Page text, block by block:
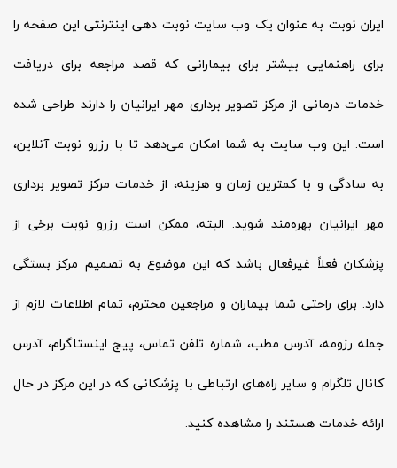
ایران نوبت به عنوان یک وب سایت نوبت دهی اینترنتی این صفحه را
برای راهنمایی بیشتر برای بیمارانی که قصد مراجعه برای دریافت
خدمات درمانی از مرکز تصویر برداری مهر ایرانیان را دارند طراحی شده
است. این وب سایت به شما امکان می‌دهد تا با رزرو نوبت آنلاین،
به سادگی و با کمترین زمان و هزینه، از خدمات مرکز تصویر برداری
مهر ایرانیان بهره‌مند شوید. البته، ممکن است رزرو نوبت برخی از
پزشکان فعلاً غیرفعال باشد که این موضوع به تصمیم مرکز بستگی
دارد. برای راحتی شما بیماران و مراجعین محترم، تمام اطلاعات لازم از
جمله رزومه، آدرس مطب، شماره تلفن تماس، پیج اینستاگرام، آدرس
کانال تلگرام و سایر راه‌های ارتباطی با پزشکانی که در این مرکز در حال
ارائه خدمات هستند را مشاهده کنید.